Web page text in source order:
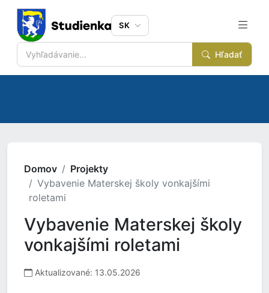
Hľadať
SK
Domov
Projekty
Vybavenie Materskej školy vonkajšími
roletami
Vybavenie Materskej školy
vonkajšími roletami
Aktualizované: 13.05.2026